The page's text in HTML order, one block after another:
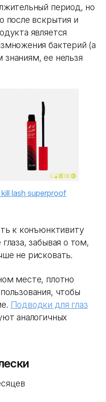
период, но
после вскрытия и
является
бактерий (а
ее нельзя
lash superproof
к конъюнктивиту
забывая о том,
не рисковать.
месте, плотно
чтобы
Подводки для глаз
аналогичных